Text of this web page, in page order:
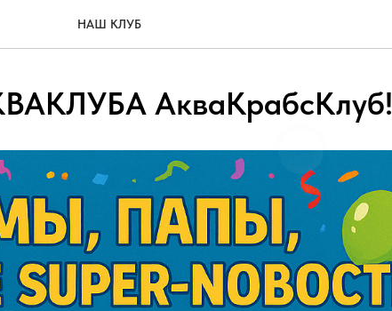
НАШ КЛУБ
АкваКрабсКлуб!